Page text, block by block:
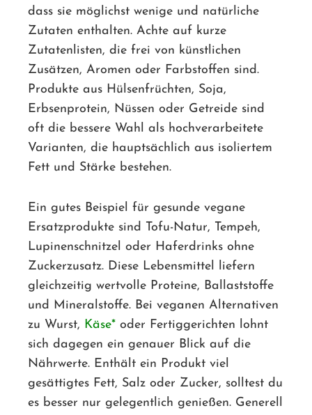
dass sie möglichst wenige und natürliche
Zutaten enthalten. Achte auf kurze
Zutatenlisten, die frei von künstlichen
Zusätzen, Aromen oder Farbstoffen sind.
Produkte aus Hülsenfrüchten, Soja,
Erbsenprotein, Nüssen oder Getreide sind
oft die bessere Wahl als hochverarbeitete
Varianten, die hauptsächlich aus isoliertem
Fett und Stärke bestehen.
Ein gutes Beispiel für gesunde vegane
Ersatzprodukte sind Tofu-Natur, Tempeh,
Lupinenschnitzel oder Haferdrinks ohne
Zuckerzusatz. Diese Lebensmittel liefern
gleichzeitig wertvolle Proteine, Ballaststoffe
und Mineralstoffe. Bei veganen Alternativen
zu Wurst, Käse
oder Fertiggerichten lohnt
sich dagegen ein genauer Blick auf die
Nährwerte. Enthält ein Produkt viel
gesättigtes Fett, Salz oder Zucker, solltest du
es besser nur gelegentlich genießen. Generell